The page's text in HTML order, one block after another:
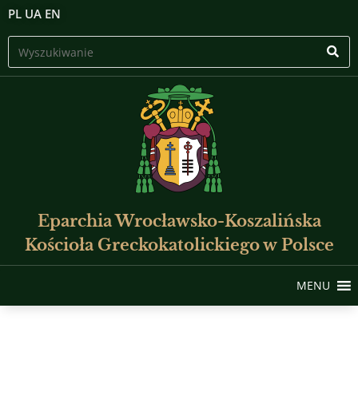
PL UA EN
Eparchia Wrocławsko-Koszalińska
Kościoła Greckokatolickiego w Polsce
MENU